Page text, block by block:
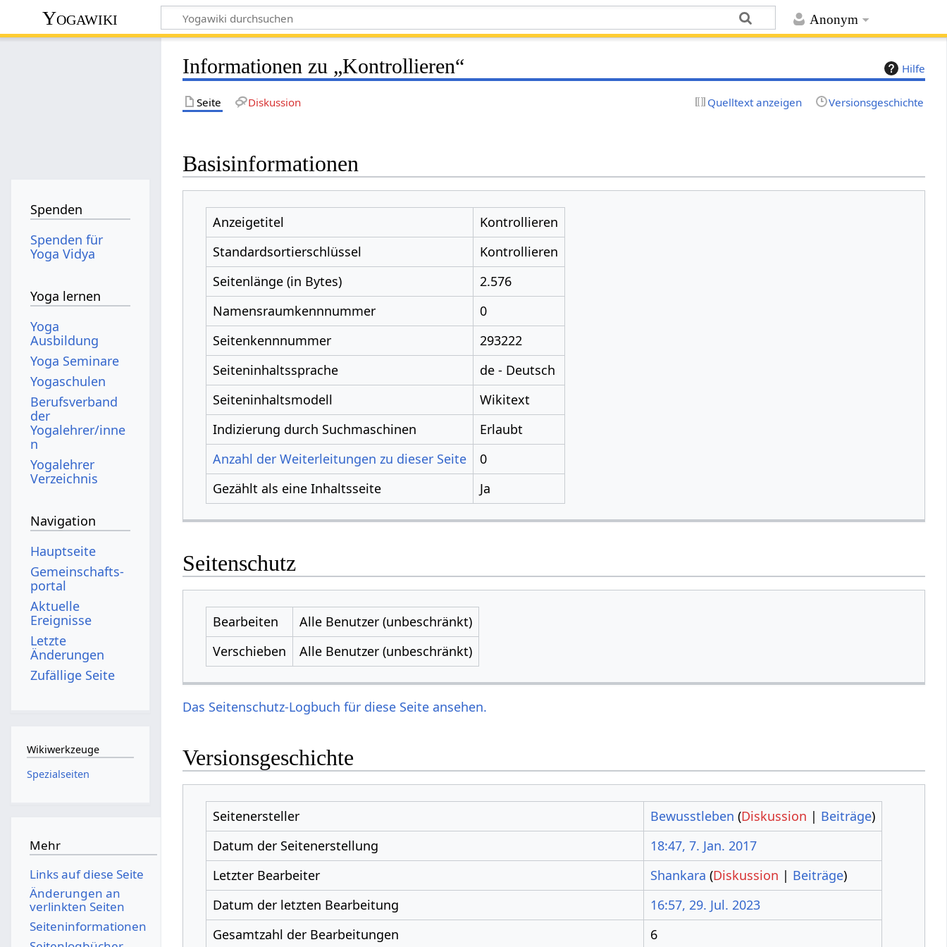
Anonym
Yogawiki
Hilfe
Informationen zu „Kontrollieren“
Seite Diskussion Quelltext anzeigen Versionsgeschichte
Basisinformationen
Anzeigetitel
Kontrollieren
Standardsortierschlüssel
Kontrollieren
Seitenlänge (in Bytes)
2.576
Namensraumkennnummer
0
Seitenkennnummer
293222
Seiteninhaltssprache
de - Deutsch
Seiteninhaltsmodell
Wikitext
Indizierung durch Suchmaschinen
Erlaubt
Anzahl der Weiterleitungen zu dieser Seite
0
Gezählt als eine Inhaltsseite
Ja
Seitenschutz
Bearbeiten
Alle Benutzer (unbeschränkt)
Verschieben
Alle Benutzer (unbeschränkt)
Das Seitenschutz-Logbuch für diese Seite ansehen.
Versionsgeschichte
Seitenersteller Bewusstleben (Diskussion | Beiträge)
Datum der Seitenerstellung
18:47, 7. Jan. 2017
Letzter Bearbeiter
Shankara (Diskussion | Beiträge)
Datum der letzten Bearbeitung
16:57, 29. Jul. 2023
Gesamtzahl der Bearbeitungen
6
Spenden
Spenden für
Yoga Vidya
Yoga lernen
Yoga
Ausbildung
Yoga Seminare
Yogaschulen
Berufsverband
der
Yogalehrer/inne
n
Yogalehrer
Verzeichnis
Navigation
Hauptseite
Gemeinschafts­
portal
Aktuelle
Ereignisse
Letzte
Änderungen
Zufällige Seite
Wikiwerkzeuge
Spezialseiten
Mehr
Links auf diese Seite
Änderungen an
verlinkten Seiten
Seiten­­informationen